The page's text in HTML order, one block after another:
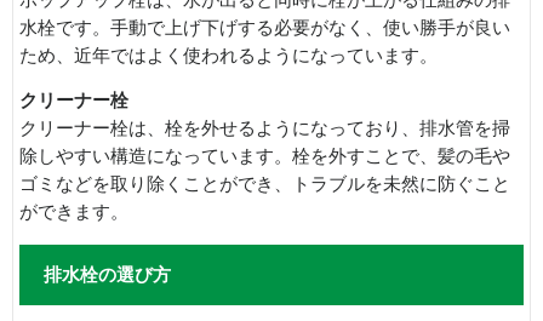
水栓です。手動で上げ下げする必要がなく、使い勝手が良い
ため、近年ではよく使われるようになっています。
クリーナー栓
クリーナー栓は、栓を外せるようになっており、排水管を掃
除しやすい構造になっています。栓を外すことで、髪の毛や
ゴミなどを取り除くことができ、トラブルを未然に防ぐこと
ができます。
排水栓の選び方